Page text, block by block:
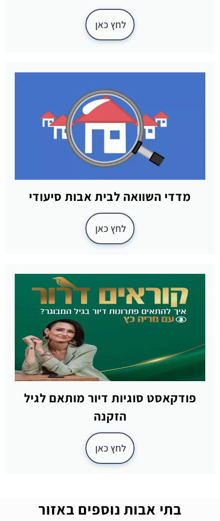
לחץ כאן
מדדי השוואה לבית אבות סיעודי
לחץ כאן
פודקאסט סוגיות דיור מותאם לגיל
הזקנה
לחץ כאן
בתי אבות נוספים באזור